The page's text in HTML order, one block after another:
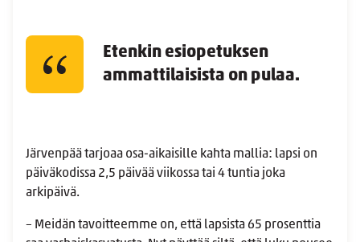
Etenkin esiopetuksen
ammattilaisista on pulaa.
Järvenpää tarjoaa osa-aikaisille kahta mallia: lapsi on
päiväkodissa 2,5 päivää viikossa tai 4 tuntia joka
arkipäivä.
– Meidän tavoitteemme on, että lapsista 65 prosenttia